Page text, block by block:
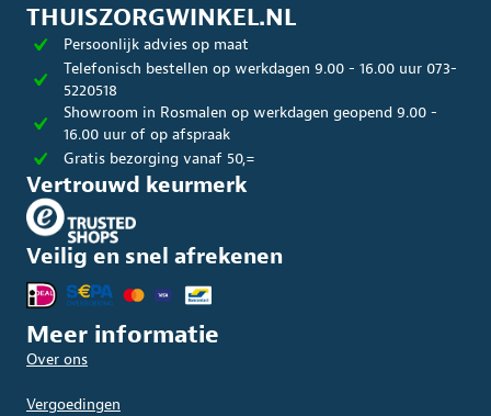
THUISZORGWINKEL.NL
Persoonlijk advies op maat
Telefonisch bestellen op werkdagen 9.00 - 16.00 uur 073-
5220518
Showroom in Rosmalen op werkdagen geopend 9.00 -
16.00 uur of op afspraak
Gratis bezorging vanaf 50,=
Vertrouwd keurmerk
Veilig en snel afrekenen
Meer informatie
Over ons
Vergoedingen